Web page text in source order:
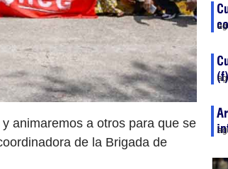
animaremos a otros para que se
de la Brigada de